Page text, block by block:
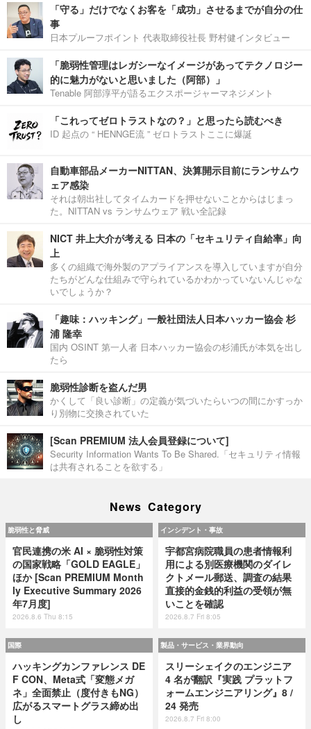
「守る」だけでなくお客を「成功」させるまでが自分の仕
事
日本プルーフポイント 代表取締役社長 野村健インタビュー
「脆弱性管理はレガシーなイメージがあってテクノロジー
的に魅力がないと思いました（阿部）」
Tenable 阿部淳平が語るエクスポージャーマネジメント
「これってゼロトラストなの？」と思ったら読むべき
ID 起点の “ HENNGE流 ” ゼロトラストここに爆誕
自動車部品メーカーNITTAN、決算開示目前にランサムウ
ェア感染
それは朝出社してタイムカードを押せないことからはじまっ
た。NITTAN vs ランサムウェア 戦い全記録
NICT 井上大介が考える 日本の「セキュリティ自給率」向
上
多くの組織で海外製のアプライアンスを導入していますが自分
たちがどんな仕組みで守られているかわかっていないんじゃな
いでしょうか？
「趣味：ハッキング」一般社団法人日本ハッカー協会 杉
浦 隆幸
国内 OSINT 第一人者 日本ハッカー協会の杉浦氏が本気を出し
たら
脆弱性診断を盗んだ男
かくして「良い診断」の定義が気づいたらいつの間にかすっか
り別物に交換されていた
[Scan PREMIUM 法人会員登録について]
Security Information Wants To Be Shared.「セキュリティ情報
は共有されることを欲する」
News Category
脆弱性と脅威
官民連携の米 AI × 脆弱性対策
の国家戦略「GOLD EAGLE」
ほか [Scan PREMIUM Month
ly Executive Summary 2026
年7月度]
2026.8.6 Thu 8:15
インシデント・事故
宇都宮病院職員の患者情報利
用による別医療機関のダイレ
クトメール郵送、調査の結果
直接的金銭的利益の受領が無
いことを確認
2026.8.7 Fri 8:05
国際
ハッキングカンファレンス DE
F CON、Meta式「変態メガ
ネ」全面禁止（度付きもNG）
広がるスマートグラス締め出
し
製品・サービス・業界動向
スリーシェイクのエンジニア
4 名が翻訳『実践 プラットフ
ォームエンジニアリング』8 /
24 発売
2026.8.7 Fri 8:00